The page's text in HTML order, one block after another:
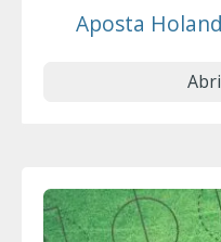
Aposta